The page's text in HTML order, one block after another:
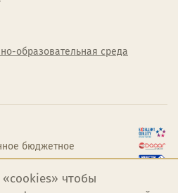
образовательная среда
бюджетное
высшего
государственный
чтобы